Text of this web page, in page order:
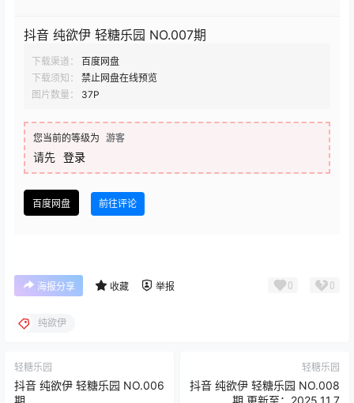
抖音 纯欲伊 轻糖乐园 NO.007期
下载渠道：
百度网盘
下载须知：
禁止网盘在线预览
图片数量：
37P
您当前的等级为 游客
请先 登录
百度网盘 前往评论
海报分享 收藏 举报 0 0
纯欲伊
轻糖乐园
抖音 纯欲伊 轻糖乐园 NO.006
期
轻糖乐园
抖音 纯欲伊 轻糖乐园 NO.008
期 更新至：2025.11.7